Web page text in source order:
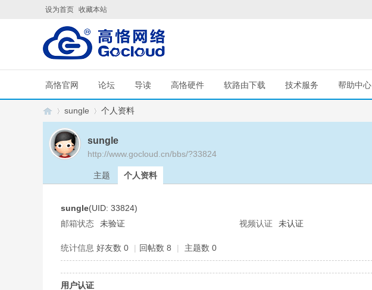
设为首页 收藏本站
高恪官网 论坛 导读 高恪硬件 软路由下载 技术服务 帮助中心
sungle 个人资料
sungle
http://www.gocloud.cn/bbs/?33824
主题 个人资料
sungle(UID: 33824)
邮箱状态
未验证 视频认证 未认证
统计信息 好友数 0 | 回帖数 8 | 主题数 0
用户认证